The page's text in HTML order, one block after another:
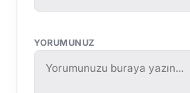
YORUMUNUZ